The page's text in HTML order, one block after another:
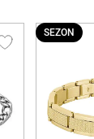
SEZON